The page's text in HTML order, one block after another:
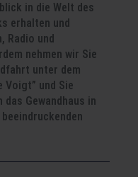
in die Welt des
erhalten und
Radio und
nehmen wir Sie
unter dem
und Sie
Gewandhaus in